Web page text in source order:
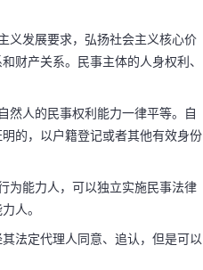
义发展要求，弘扬社会主义核心价
财产关系。民事主体的人身权利、
然人的民事权利能力一律平等。自
的，以户籍登记或者其他有效身份
为能力人，可以独立实施民事法律
人。
法定代理人同意、追认，但是可以